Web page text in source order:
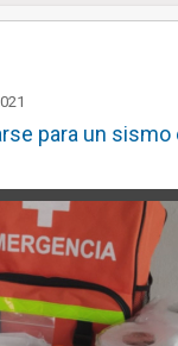
para un